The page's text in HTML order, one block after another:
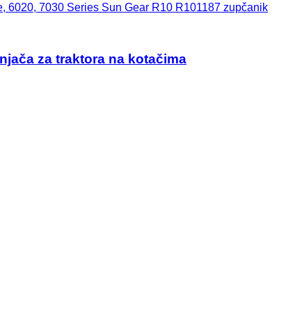
6020, 7030 Series Sun Gear R10 R101187 zupčanik
za traktora na kotačima